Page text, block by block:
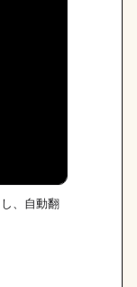
、自動翻